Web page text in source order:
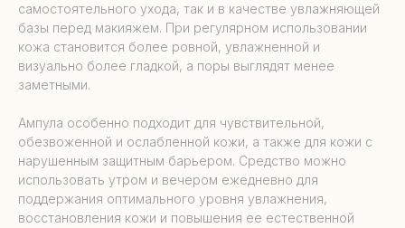
самостоятельного ухода, так и в качестве увлажняющей
базы перед макияжем. При регулярном использовании
кожа становится более ровной, увлажненной и
визуально более гладкой, а поры выглядят менее
заметными.
Ампула особенно подходит для чувствительной,
обезвоженной и ослабленной кожи, а также для кожи с
нарушенным защитным барьером. Средство можно
использовать утром и вечером ежедневно для
поддержания оптимального уровня увлажнения,
восстановления кожи и повышения ее естественной